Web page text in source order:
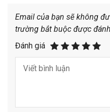
Email của bạn sẽ không
trường bắt buộc được
Đánh giá